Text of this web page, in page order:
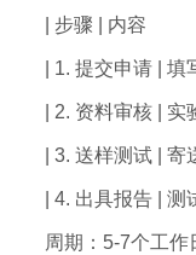
| 步骤 | 内容
| 1. 提交申请 |
| 2. 资料审核 |
| 3. 送样测试 |
| 4. 出具报告 |
周期：5-7个工作